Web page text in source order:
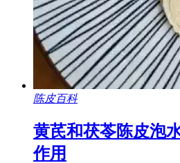
陈皮百科
黄芪和茯苓陈皮泡
作用